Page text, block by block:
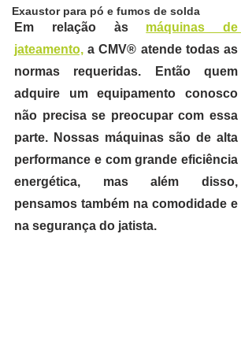
Exaustor para pó e fumos de solda
Em relação às máquinas de
jateamento, a CMV® atende todas as
normas requeridas. Então quem
adquire um equipamento conosco
não precisa se preocupar com essa
parte. Nossas máquinas são de alta
performance e com grande eficiência
energética, mas além disso,
pensamos também na comodidade e
na segurança do jatista.